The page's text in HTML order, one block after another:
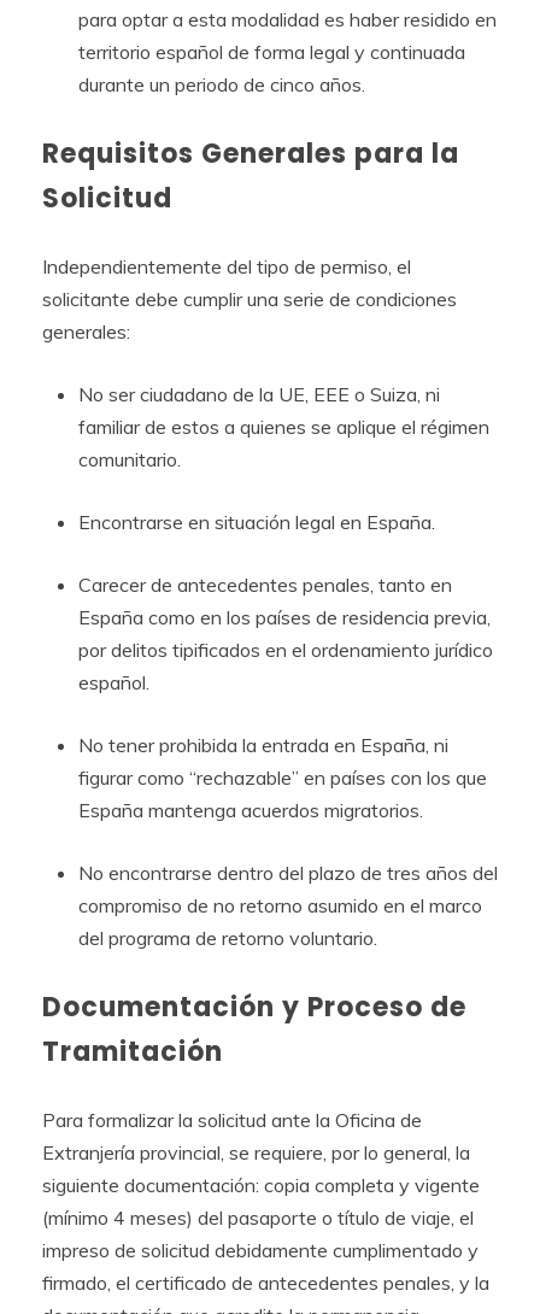
para optar a esta modalidad es haber residido en
territorio español de forma legal y continuada
durante un periodo de cinco años.
Requisitos Generales para la
Solicitud
Independientemente del tipo de permiso, el
solicitante debe cumplir una serie de condiciones
generales:
No ser ciudadano de la UE, EEE o Suiza, ni
familiar de estos a quienes se aplique el régimen
comunitario.
Encontrarse en situación legal en España.
Carecer de antecedentes penales, tanto en
España como en los países de residencia previa,
por delitos tipificados en el ordenamiento jurídico
español.
No tener prohibida la entrada en España, ni
figurar como “rechazable” en países con los que
España mantenga acuerdos migratorios.
No encontrarse dentro del plazo de tres años del
compromiso de no retorno asumido en el marco
del programa de retorno voluntario.
Documentación y Proceso de
Tramitación
Para formalizar la solicitud ante la Oficina de
Extranjería provincial, se requiere, por lo general, la
siguiente documentación: copia completa y vigente
(mínimo 4 meses) del pasaporte o título de viaje, el
impreso de solicitud debidamente cumplimentado y
firmado, el certificado de antecedentes penales, y la